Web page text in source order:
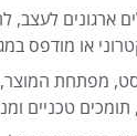
ארגונים לעצב,
או מודפס
מפתחת
טכניים